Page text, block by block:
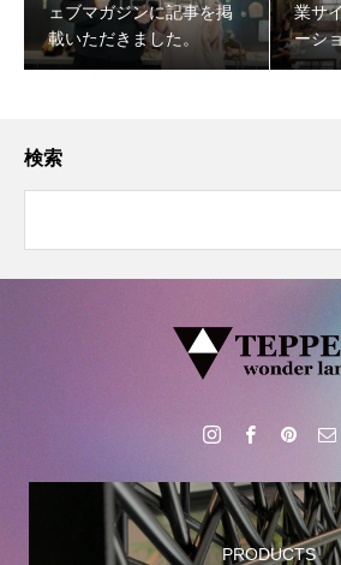
ェブマガジンに記事を掲
載いただきました。
業サ
ーシ
につ
検索
PRODUCTS